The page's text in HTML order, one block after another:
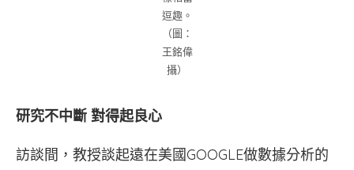
逗趣。
（圖：
王銘偉
攝）
研究不中斷 對得起良心
訪談間，教授談起遠在美國GOOGLE做數據分析的